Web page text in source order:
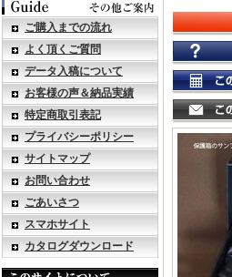
ご購入までの流れ
よく頂くご質問
データ入稿について
お客様の声＆納品実績
特定商取引表記
プライバシーポリシー
サイトマップ
お問い合わせ
ごあいさつ
スマホサイト
カタログダウンロード